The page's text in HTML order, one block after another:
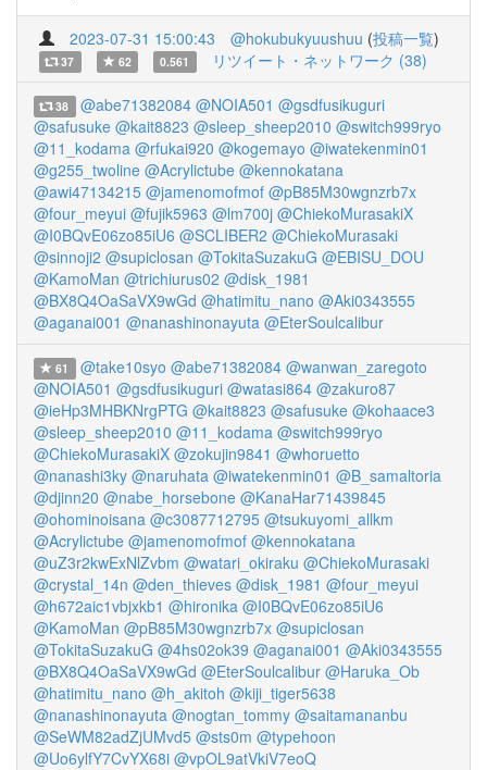
2023-07-31 15:00:43 @hokubukyuushuu (投稿一覧)
37 62 0.561 リツイート・ネットワーク (38)
38 @abe71382084 @NOIA501 @gsdfusikuguri
@safusuke @kait8823 @sleep_sheep2010 @switch999ryo
@11_kodama @rfukai920 @kogemayo @iwatekenmin01
@g255_twoline @Acrylictube @kennokatana
@awi47134215 @jamenomofmof @pB85M30wgnzrb7x
@four_meyui @fujik5963 @lm700j @ChiekoMurasakiX
@I0BQvE06zo85iU6 @SCLIBER2 @ChiekoMurasaki
@sinnoji2 @supiclosan @TokitaSuzakuG @EBISU_DOU
@KamoMan @trichiurus02 @disk_1981
@BX8Q4OaSaVX9wGd @hatimitu_nano @Aki0343555
@aganai001 @nanashinonayuta @EterSoulcalibur
61 @take10syo @abe71382084 @wanwan_zaregoto
@NOIA501 @gsdfusikuguri @watasi864 @zakuro87
@ieHp3MHBKNrgPTG @kait8823 @safusuke @kohaace3
@sleep_sheep2010 @11_kodama @switch999ryo
@ChiekoMurasakiX @zokujin9841 @whoruetto
@nanashi3ky @naruhata @iwatekenmin01 @B_samaltoria
@djinn20 @nabe_horsebone @KanaHar71439845
@ohominoisana @c3087712795 @tsukuyomi_allkm
@Acrylictube @jamenomofmof @kennokatana
@uZ3r2kwExNlZvbm @watari_okiraku @ChiekoMurasaki
@crystal_14n @den_thieves @disk_1981 @four_meyui
@h672aic1vbjxkb1 @hironika @I0BQvE06zo85iU6
@KamoMan @pB85M30wgnzrb7x @supiclosan
@TokitaSuzakuG @4hs02ok39 @aganai001 @Aki0343555
@BX8Q4OaSaVX9wGd @EterSoulcalibur @Haruka_Ob
@hatimitu_nano @h_akitoh @kiji_tiger5638
@nanashinonayuta @nogtan_tommy @saitamananbu
@SeWM82adZjUMvd5 @sts0m @typehoon
@Uo6ylfY7CvYX68i @vpOL9atVkiV7eoQ